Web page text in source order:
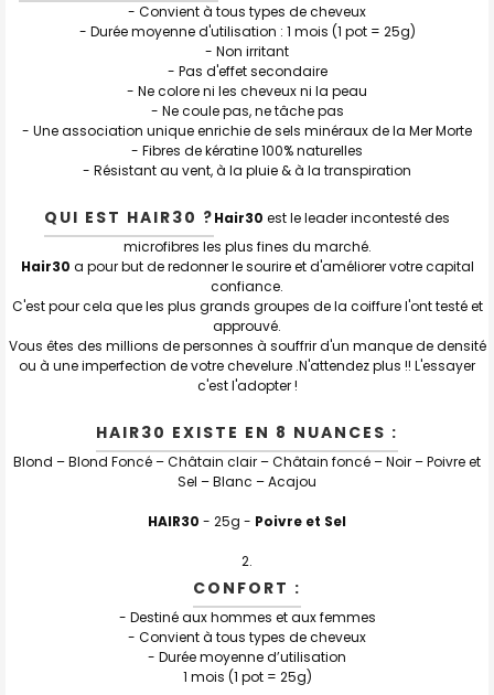
- Convient à tous types de cheveux
- Durée moyenne d'utilisation : 1 mois (1 pot = 25g)
- Non irritant
- Pas d'effet secondaire
- Ne colore ni les cheveux ni la peau
- Ne coule pas, ne tâche pas
- Une association unique enrichie de sels minéraux de la Mer Morte
- Fibres de kératine 100% naturelles
- Résistant au vent, à la pluie & à la transpiration
QUI EST HAIR30 ?Hair30 est le leader incontesté des
microfibres les plus fines du marché.
Hair30 a pour but de redonner le sourire et d'améliorer votre capital
confiance.
C'est pour cela que les plus grands groupes de la coiffure l'ont testé et
approuvé.
Vous êtes des millions de personnes à souffrir d'un manque de densité
ou à une imperfection de votre chevelure .N'attendez plus !! L'essayer
c'est l'adopter !
HAIR30 EXISTE EN 8 NUANCES :
Blond – Blond Foncé – Châtain clair – Châtain foncé – Noir – Poivre et
Sel – Blanc – Acajou
HAIR30 - 25g - Poivre et Sel
CONFORT :
- Destiné aux hommes et aux femmes
- Convient à tous types de cheveux
- Durée moyenne d’utilisation
1 mois (1 pot = 25g)